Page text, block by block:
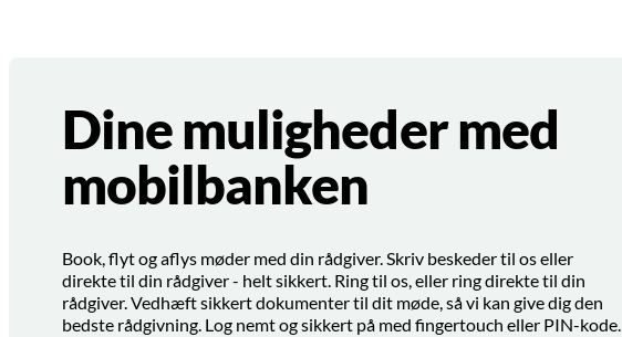
Dine muligheder med
mobilbanken
Book, flyt og aflys møder med din rådgiver. Skriv beskeder til os eller
direkte til din rådgiver - helt sikkert. Ring til os, eller ring direkte til din
rådgiver. Vedhæft sikkert dokumenter til dit møde, så vi kan give dig den
bedste rådgivning. Log nemt og sikkert på med fingertouch eller PIN-kode.